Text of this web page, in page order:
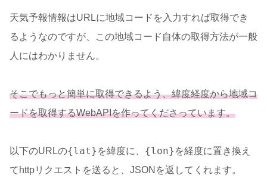
天気予報情報はURLに地域コードを入力すれば取得でき
るようなのですが、この地域コード自体の取得方法が一般
人にはわかりません。
そこでもっと簡単に取得できるよう、緯度経度から地域コ
ードを取得するWebAPIを作ってくださっています。
以下のURLの{lat} を緯度に、 {lon} を経度に置き換え
てhttpリクエストを送ると、JSONを返してくれます。